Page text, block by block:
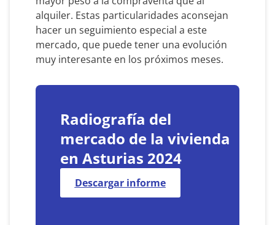
alquiler. Estas particularidades aconsejan
hacer un seguimiento especial a este
mercado, que puede tener una evolución
muy interesante en los próximos meses.
Radiografía del
mercado de la vivienda
en Asturias 2024
Descargar informe